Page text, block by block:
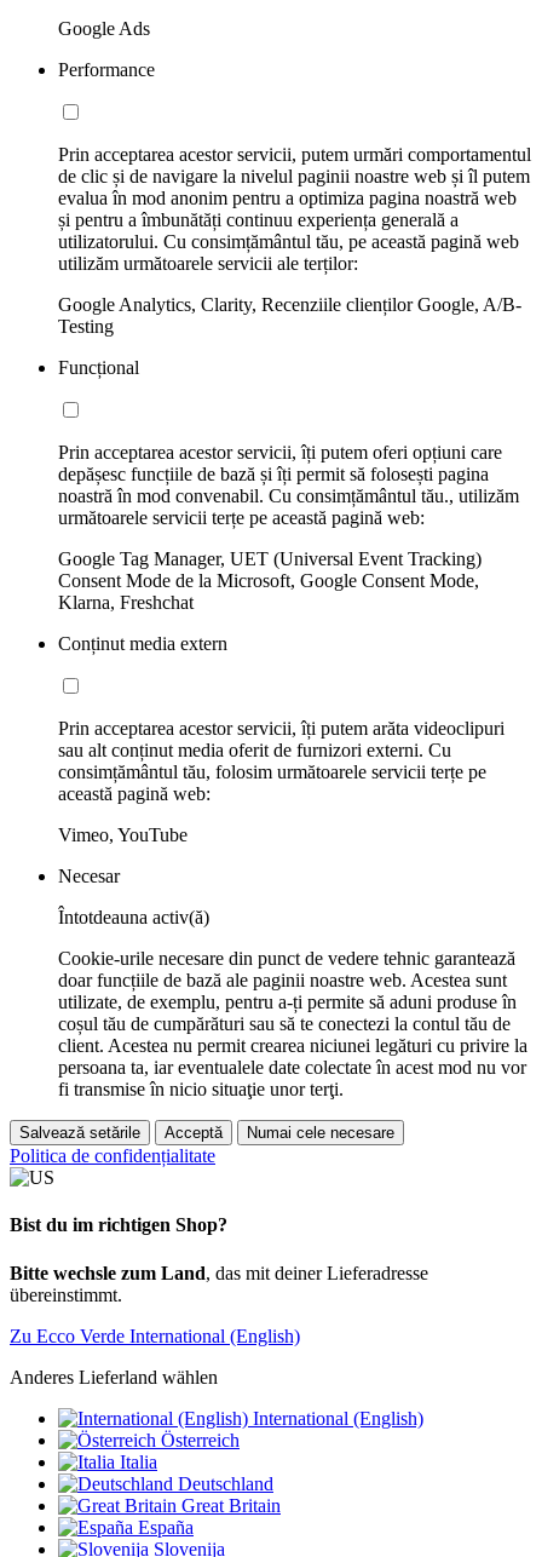
Google Ads
Performance
Prin acceptarea acestor servicii, putem urmări comportamentul
de clic și de navigare la nivelul paginii noastre web și îl putem
evalua în mod anonim pentru a optimiza pagina noastră web
și pentru a îmbunătăți continuu experiența generală a
utilizatorului. Cu consimțământul tău, pe această pagină web
utilizăm următoarele servicii ale terților:
Google Analytics, Clarity, Recenziile clienților Google, A/B-
Testing
Funcțional
Prin acceptarea acestor servicii, îți putem oferi opțiuni care
depășesc funcțiile de bază și îți permit să folosești pagina
noastră în mod convenabil. Cu consimțământul tău., utilizăm
următoarele servicii terțe pe această pagină web:
Google Tag Manager, UET (Universal Event Tracking)
Consent Mode de la Microsoft, Google Consent Mode,
Klarna, Freshchat
Conținut media extern
Prin acceptarea acestor servicii, îți putem arăta videoclipuri
sau alt conținut media oferit de furnizori externi. Cu
consimțământul tău, folosim următoarele servicii terțe pe
această pagină web:
Vimeo, YouTube
Necesar
Întotdeauna activ(ă)
Cookie-urile necesare din punct de vedere tehnic garantează
doar funcțiile de bază ale paginii noastre web. Acestea sunt
utilizate, de exemplu, pentru a-ți permite să aduni produse în
coșul tău de cumpărături sau să te conectezi la contul tău de
client. Acestea nu permit crearea niciunei legături cu privire la
persoana ta, iar eventualele date colectate în acest mod nu vor
fi transmise în nicio situaţie unor terţi.
Salvează setările Acceptă Numai cele necesare
Politica de confidențialitate
Bist du im richtigen Shop?
Bitte wechsle zum Land, das mit deiner Lieferadresse
übereinstimmt.
Zu Ecco Verde International (English)
Anderes Lieferland wählen
International (English)
Österreich
Italia
Deutschland
Great Britain
España
Slovenija